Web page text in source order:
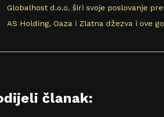
Globalhost d.o.o. širi svoje poslovanje
AS Holding, Oaza i Zlatna džezva i ove
članak: